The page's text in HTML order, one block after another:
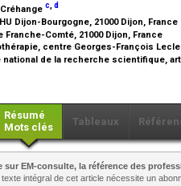
Créhange c,d
Dijon-Bourgogne, 21000 Dijon, France
Comté, 21000 Dijon, France
centre Georges-François
national de la recherche scientifique,
Résumé
Mots clés
Tableaux
sur EM-consulte, la référence des
texte intégral de cet article nécessite un